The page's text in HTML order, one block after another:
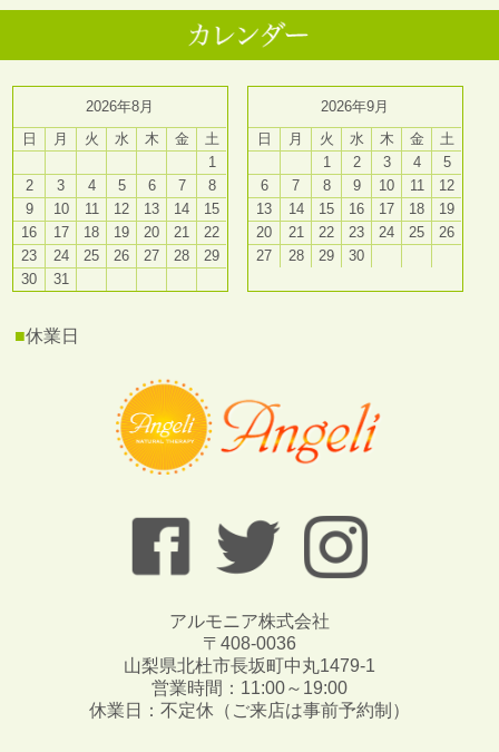
2026年8月
日
月 火 水 木 金
土
1
2
3 4 5 6 7
8
9
10 11 12 13 14
15
16
17 18 19 20 21
22
23
24 25 26 27 28
29
30
31
2026年9月
日
月 火 水 木 金
土
1
2 3 4
5
6
7 8 9 10 11
12
13
14 15 16 17 18
19
20
21 22 23 24 25
26
27
28 29 30
■休業日
アルモニア株式会社
〒408-0036
山梨県北杜市長坂町中丸1479-1
営業時間：11:00～19:00
休業日：不定休（ご来店は事前予約制）